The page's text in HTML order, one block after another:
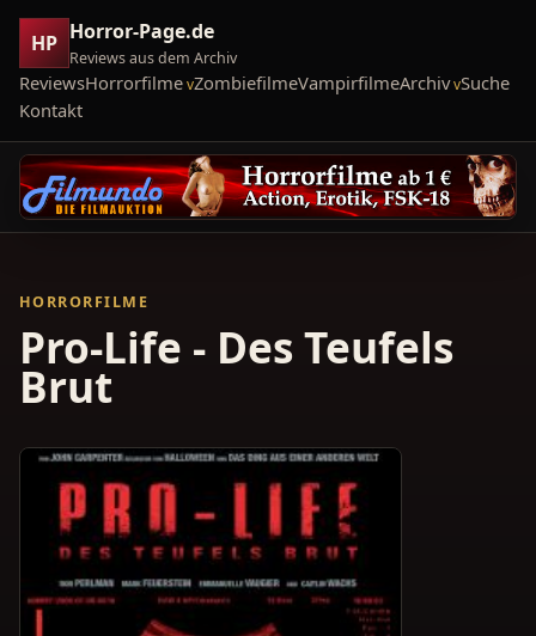
HP Horror-Page.de
Reviews aus dem Archiv
ReviewsHorrorfilme ZombiefilmeVampirfilmeArchiv Suche
Kontakt
HORRORFILME
Pro-Life - Des Teufels
Brut